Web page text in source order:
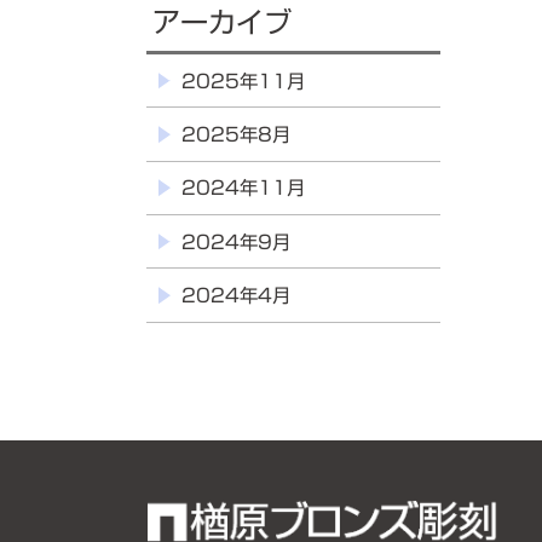
アーカイブ
2025年11月
2025年8月
2024年11月
2024年9月
2024年4月